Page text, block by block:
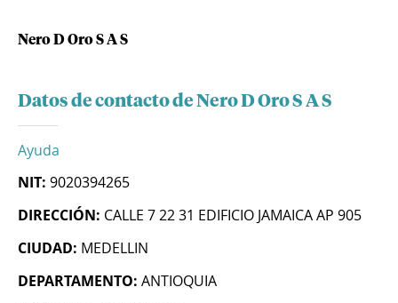
Nero D Oro S A S
Datos de contacto de Nero D Oro S A S
Ayuda
NIT: 9020394265
DIRECCIÓN: CALLE 7 22 31 EDIFICIO JAMAICA AP 905
CIUDAD: MEDELLIN
DEPARTAMENTO: ANTIOQUIA